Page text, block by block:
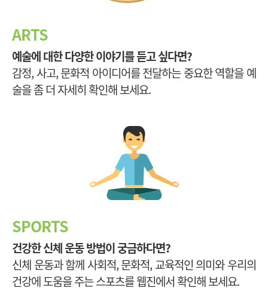
ARTS
예술에 대한 다양한 이야기를 듣고 싶다면?
감정, 사고, 문화적 아이디어를 전달하는 중요한 역할을 예
술을 좀 더 자세히 확인해 보세요.
SPORTS
건강한 신체 운동 방법이 궁금하다면?
신체 운동과 함께 사회적, 문화적, 교육적인 의미와 우리의
건강에 도움을 주는 스포츠를 웹진에서 확인해 보세요.